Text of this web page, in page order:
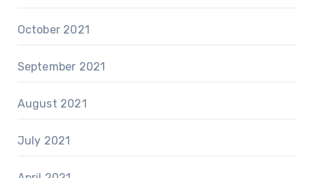
October 2021
September 2021
August 2021
July 2021